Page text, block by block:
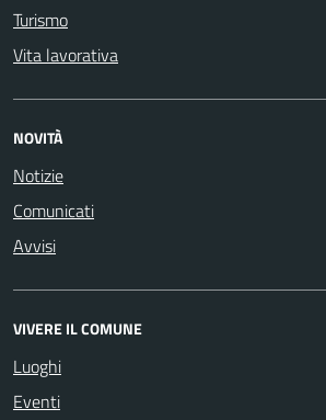
Turismo
Vita lavorativa
NOVITÀ
Notizie
Comunicati
Avvisi
VIVERE IL COMUNE
Luoghi
Eventi